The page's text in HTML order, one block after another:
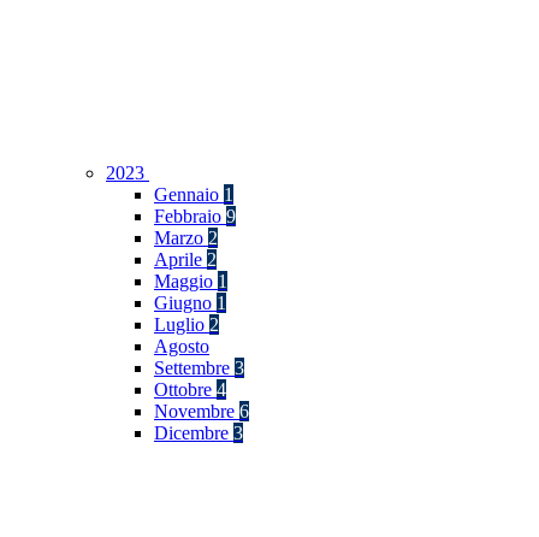
2023
Gennaio 1
Febbraio 9
Marzo 2
Aprile 2
Maggio 1
Giugno 1
Luglio 2
Agosto
Settembre 3
Ottobre 4
Novembre 6
Dicembre 3